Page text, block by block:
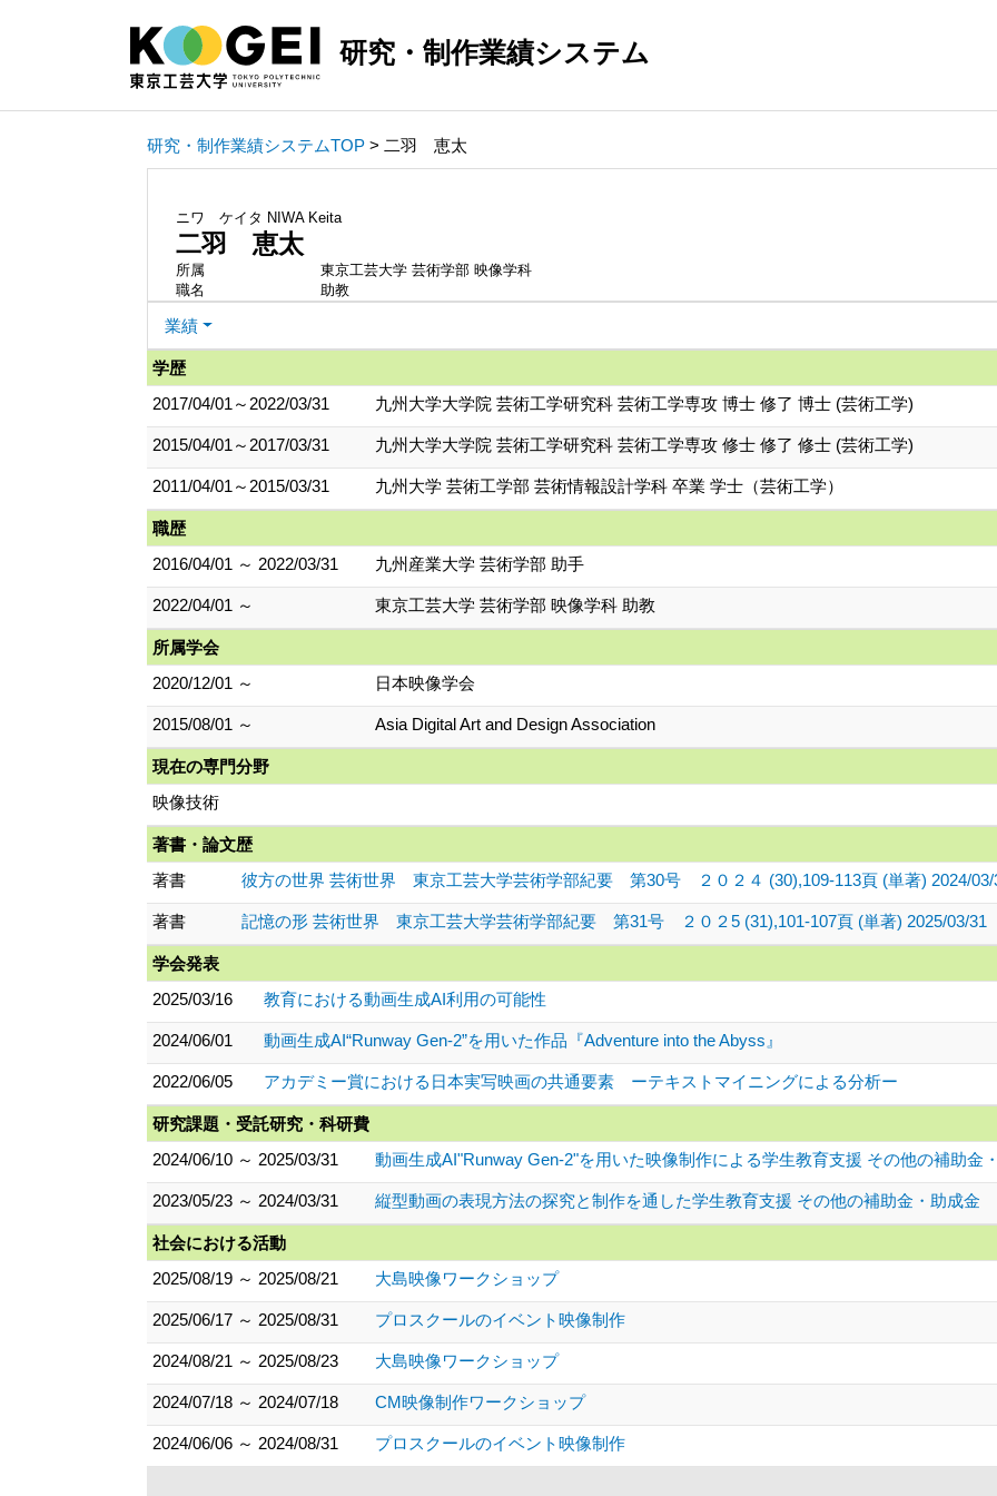
研究・制作業績システム
研究・制作業績システムTOP > 二羽 恵太
ニワ ケイタ NIWA Keita
二羽 恵太
所属
東京工芸大学 芸術学部 映像学科
職名
助教
業績
学歴
2017/04/01～2022/03/31
九州大学大学院 芸術工学研究科 芸術工学専攻 博士 修了 博士 (芸術工学)
2015/04/01～2017/03/31 九州大学大学院 芸術工学研究科 芸術工学専攻 修士 修了 修士 (芸術工学)
2011/04/01～2015/03/31 九州大学 芸術工学部 芸術情報設計学科 卒業 学士（芸術工学）
職歴
2016/04/01 ～ 2022/03/31
九州産業大学 芸術学部 助手
2022/04/01 ～ 東京工芸大学 芸術学部 映像学科 助教
所属学会
2020/12/01 ～
日本映像学会
2015/08/01 ～ Asia Digital Art and Design Association
現在の専門分野
映像技術
著書・論文歴
著書
彼方の世界 芸術世界 東京工芸大学芸術学部紀要 第30号 ２０２４ (30),109-113頁 (単著) 2024/03/
著書 記憶の形 芸術世界 東京工芸大学芸術学部紀要 第31号 ２０２5 (31),101-107頁 (単著) 2025/03/31
学会発表
2025/03/16
教育における動画生成AI利用の可能性
2024/06/01 動画生成AI“Runway Gen-2”を用いた作品『Adventure into the Abyss』
2022/06/05 アカデミー賞における日本実写映画の共通要素 ーテキストマイニングによる分析ー
研究課題・受託研究・科研費
2024/06/10 ～ 2025/03/31
動画生成AI"Runway Gen-2"を用いた映像制作による学生教育支援 その他の補助金
2023/05/23 ～ 2024/03/31 縦型動画の表現方法の探究と制作を通した学生教育支援 その他の補助金・助成金
社会における活動
2025/08/19 ～ 2025/08/21
大島映像ワークショップ
2025/06/17 ～ 2025/08/31 プロスクールのイベント映像制作
2024/08/21 ～ 2025/08/23 大島映像ワークショップ
2024/07/18 ～ 2024/07/18 CM映像制作ワークショップ
2024/06/06 ～ 2024/08/31 プロスクールのイベント映像制作